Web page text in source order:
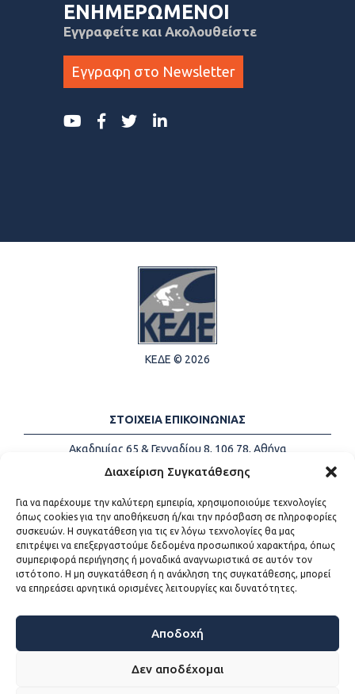
Διαχείριση Συγκατάθεσης
Για να παρέχουμε την καλύτερη εμπειρία, χρησιμοποιούμε τεχνολογίες
όπως cookies για την αποθήκευση ή/και την πρόσβαση σε πληροφορίες
συσκευών. Η συγκατάθεση για τις εν λόγω τεχνολογίες θα μας
επιτρέψει να επεξεργαστούμε δεδομένα προσωπικού χαρακτήρα, όπως
συμπεριφορά περιήγησης ή μοναδικά αναγνωριστικά σε αυτόν τον
ιστότοπο. Η μη συγκατάθεση ή η ανάκληση της συγκατάθεσης, μπορεί
να επηρεάσει αρνητικά ορισμένες λειτουργίες και δυνατότητες.
Αποδοχή
Δεν αποδέχομαι
ΕΝΗΜΕΡΩΜΕΝΟΙ
Εγγραφείτε και Ακολουθείστε
Εγγραφη στο Newsletter
ΚΕΔΕ © 2026
ΣΤΟΙΧΕΙΑ ΕΠΙΚΟΙΝΩΝΙΑΣ
Ακαδημίας 65 & Γενναδίου 8, 106 78, Αθήνα
Τηλέφωνα:
+30 213-2147500
Email:
info@kede.gr
ΧΡΗΣΙΜΟΙ ΣΥΝΔΕΣΜΟΙ
Η ΚΕΔΕ
Sitemap
Προσβασιμότητα
Όροι χρήσης